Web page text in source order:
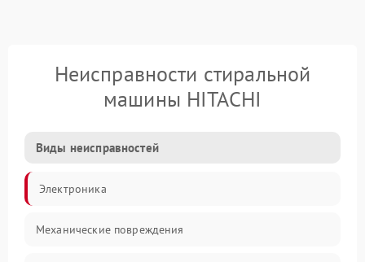
Неисправности стиральной
машины HITACHI
Виды неисправностей
Электроника
Механические повреждения